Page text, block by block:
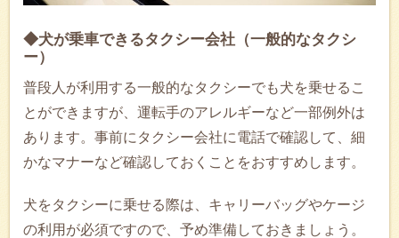
◆犬が乗車できるタクシー会社（一般的なタクシ
ー）
普段人が利用する一般的なタクシーでも犬を乗せるこ
とができますが、運転手のアレルギーなど一部例外は
あります。事前にタクシー会社に電話で確認して、細
かなマナーなど確認しておくことをおすすめします。
犬をタクシーに乗せる際は、キャリーバッグやケージ
の利用が必須ですので、予め準備しておきましょう。